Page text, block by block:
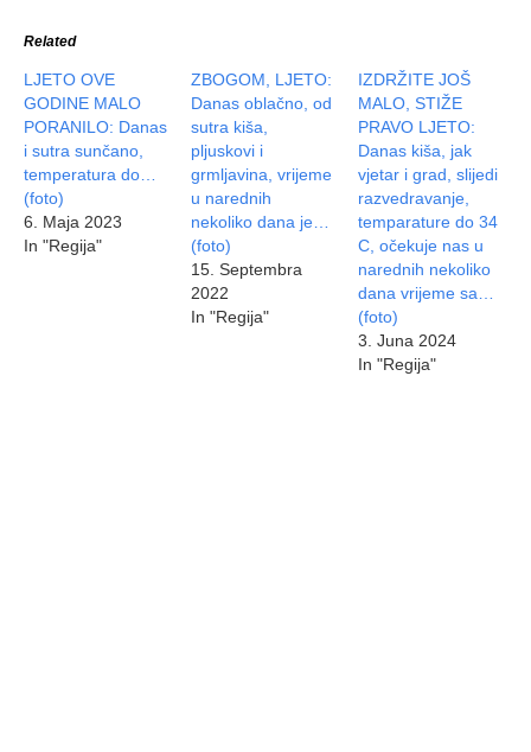
Related
LJETO OVE
GODINE MALO
PORANILO: Danas
i sutra sunčano,
temperatura do…
(foto)
6. Maja 2023
In "Regija"
ZBOGOM, LJETO:
Danas oblačno, od
sutra kiša,
pljuskovi i
grmljavina, vrijeme
u narednih
nekoliko dana je…
(foto)
15. Septembra
2022
In "Regija"
IZDRŽITE JOŠ
MALO, STIŽE
PRAVO LJETO:
Danas kiša, jak
vjetar i grad, slijedi
razvedravanje,
temparature do 34
C, očekuje nas u
narednih nekoliko
dana vrijeme sa…
(foto)
3. Juna 2024
In "Regija"